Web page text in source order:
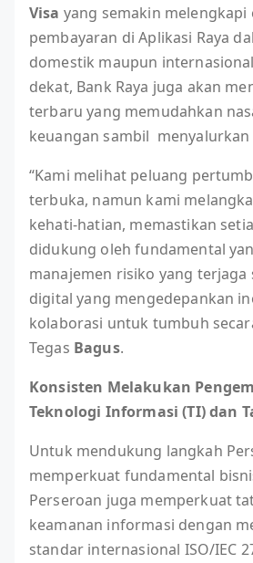
Visa yang semakin melengkapi
pembayaran di Aplikasi Raya
domestik maupun
dekat, Bank Raya juga akan
terbaru yang memudahkan
keuangan sambil menyalurkan
“Kami melihat peluang
terbuka, namun kami
kehati-hatian, memastikan
didukung oleh fundamental
manajemen risiko yang terjaga
digital yang mengedepankan
kolaborasi untuk tumbuh
Tegas Bagus.
Konsisten Melakukan
Teknologi Informasi (TI) dan
Untuk mendukung langkah
memperkuat fundamental
Perseroan juga memperkuat
keamanan informasi dengan
standar internasional ISO/IEC